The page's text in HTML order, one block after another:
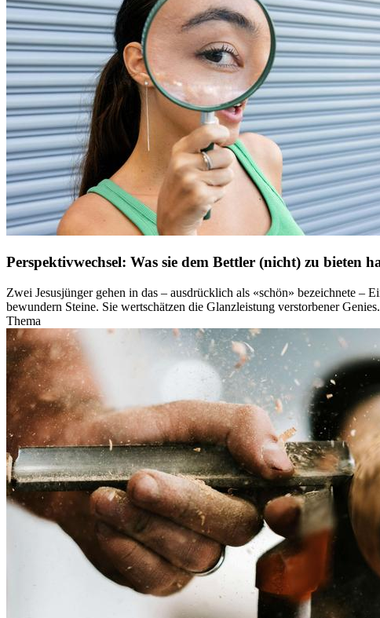
Perspektivwechsel: Was sie dem Bettler (nicht) zu bieten
Zwei Jesusjünger gehen in das – ausdrücklich als «schön» bezeichnete –
bewundern Steine. Sie wertschätzen die Glanzleistung verstorbener
Thema